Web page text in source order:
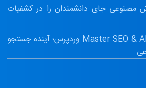
جای دانشمندان را در کشفیات
معرفی دوره آموزش Master SEO & AIO وردپرس؛ آینده جستجو